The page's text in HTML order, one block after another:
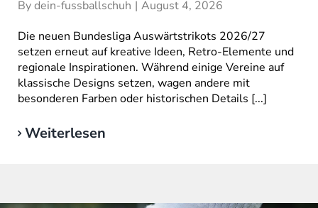
Bydein-fussballschuh | August 4, 2026
Die neuen Bundesliga Auswärtstrikots 2026/27
setzen erneut auf kreative Ideen, Retro-Elemente und
regionale Inspirationen. Während einige Vereine auf
klassische Designs setzen, wagen andere mit
besonderen Farben oder historischen Details [...]
Weiterlesen